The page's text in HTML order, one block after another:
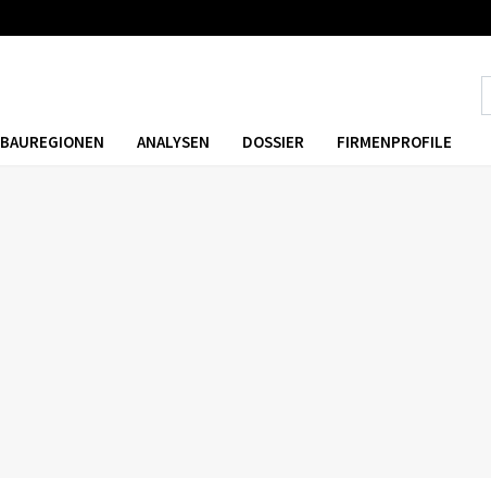
BAUREGIONEN ANALYSEN DOSSIER FIRMENPROFILE